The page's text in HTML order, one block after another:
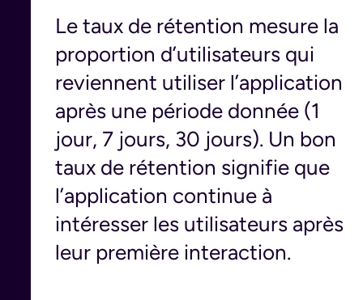
Le taux de rétention mesure la
proportion d’utilisateurs qui
reviennent utiliser l’application
après une période donnée (1
jour, 7 jours, 30 jours). Un bon
taux de rétention signifie que
l’application continue à
intéresser les utilisateurs après
leur première interaction.